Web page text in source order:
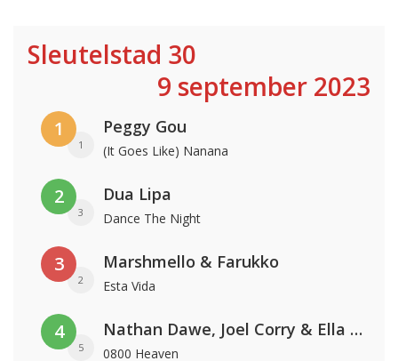
Sleutelstad 30
9 september 2023
1
1
Peggy Gou
(It Goes Like) Nanana
2
3
Dua Lipa
Dance The Night
3
2
Marshmello & Farukko
Esta Vida
4
5
Nathan Dawe, Joel Corry & Ella Henderson
0800 Heaven